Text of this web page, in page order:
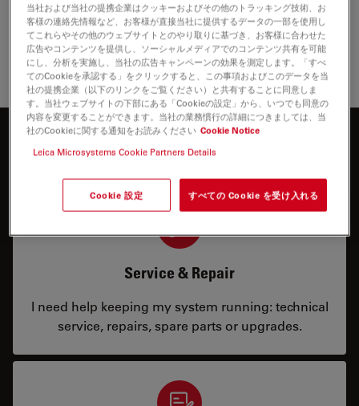
お問合せ内容
Service & Repair
I need help keeping my system running: technical
service, repairs, spare parts or upgrades.
当社および当社の提携企業はクッキーおよびその他のトラッキング技術、お
客様の連絡先情報など、お客様が直接当社に提供するデータの一部を使用し
てこれらやその他のウェブサイトとのやり取りに基づき、お客様に合わせた
広告やコンテンツを提供し、ソーシャルメディアでのコンテンツ共有を可能
にし、分析を実施し、当社の広告キャンペーンの効果を測定します。「すべ
てのCookieを承認する」をクリックすると、この事項およびこのデータを当
社の提携企業（以下のリンクをご覧ください）と共有することに同意しま
す。当社ウェブサイトの下部にある「Cookieの設定」から、いつでも同意の
内容を変更することができます。当社の業務慣行の詳細につきましては、当
社のCookieに関する通知をお読みください Cookie Notice
Leica Microsystems Cookie Partners Details
Cookie 設定 すべての Cookie を受け入れる